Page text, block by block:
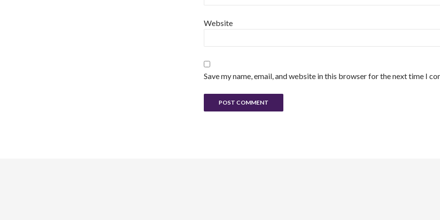
Website
Save my name, email, and website in this browser for the next time I